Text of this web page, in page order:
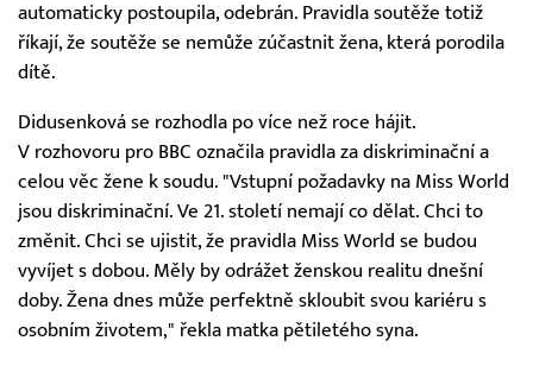
automaticky postoupila, odebrán. Pravidla soutěže totiž
říkají, že soutěže se nemůže zúčastnit žena, která porodila
dítě.
Didusenková se rozhodla po více než roce hájit.
V rozhovoru pro BBC označila pravidla za diskriminační a
celou věc žene k soudu. "Vstupní požadavky na Miss World
jsou diskriminační. Ve 21. století nemají co dělat. Chci to
změnit. Chci se ujistit, že pravidla Miss World se budou
vyvíjet s dobou. Měly by odrážet ženskou realitu dnešní
doby. Žena dnes může perfektně skloubit svou kariéru s
osobním životem," řekla matka pětiletého syna.